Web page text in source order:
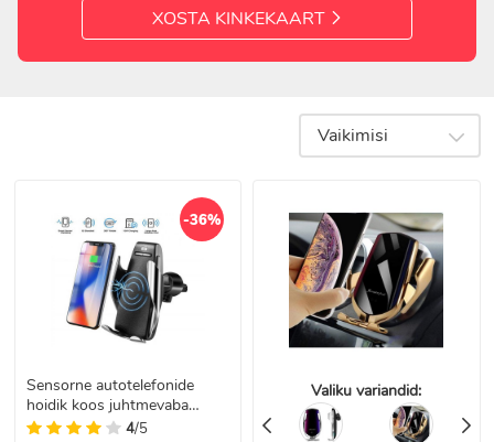
LED-tulede ja FM-
saatjaga
Juhtmevabad
XOSTA KINKEKAART
Vaikimisi
-36%
Sensorne autotelefonide
hoidik koos juhtmevaba
laadimistehnoloogiaga
4/5
Valiku variandid: